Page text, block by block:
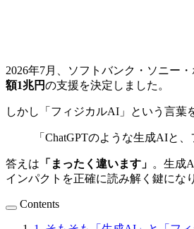
2026年7月、ソフトバンク・ソニー
額1兆円の支援を決定しました。
しかし「フィジカルAI」という言葉
「ChatGPTのような生成AIと
答えは 「まったく違います」 。生成
インパクトを正確に読み解く鍵にな
Contents